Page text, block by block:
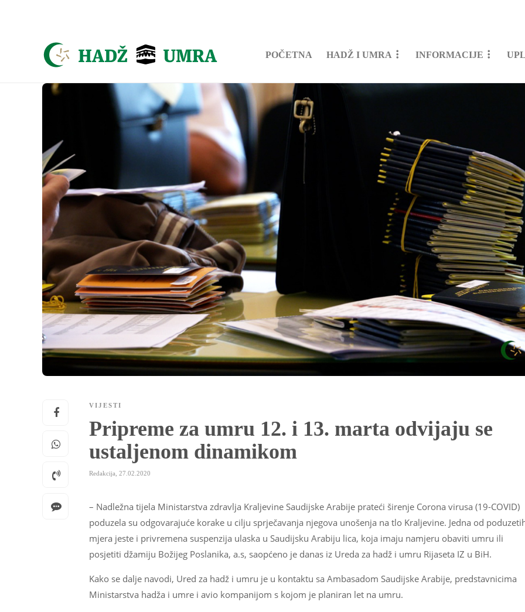
POČETNA HADŽ I UMRA INFORMACIJE
VIJESTI
Pripreme za umru 12. i 13. marta odvijaju se
ustaljenom dinamikom
Redakcija 27.02.2020
– Nadležna tijela Ministarstva zdravlja Kraljevine Saudijske Arabije prateći širenje Corona virusa (19-COVID)
poduzela su odgovarajuće korake u cilju sprječavanja njegova unošenja na tlo Kraljevine. Jedna od
mjera jeste i privremena suspenzija ulaska u Saudijsku Arabiju lica, koja imaju namjeru obaviti umru ili
posjetiti džamiju Božijeg Poslanika, a.s, saopćeno je danas iz Ureda za hadž i umru Rijaseta IZ u BiH.
Kako se dalje navodi, Ured za hadž i umru je u kontaktu sa Ambasadom Saudijske Arabije, predstavnicima
Ministarstva hadža i umre i avio kompanijom s kojom je planiran let na umru.